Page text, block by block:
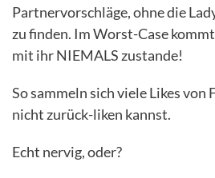
Partnervorschläge, ohne die
zu finden. Im Worst-Case
mit ihr NIEMALS zustande!
So sammeln sich viele Likes von
nicht zurück-liken kannst.
Echt nervig, oder?